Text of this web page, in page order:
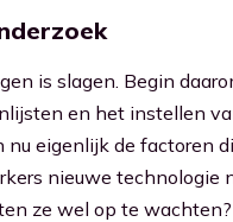
is slagen. Begin
en het instellen
nu eigenlijk de factoren
nieuwe technologie
ze wel op te